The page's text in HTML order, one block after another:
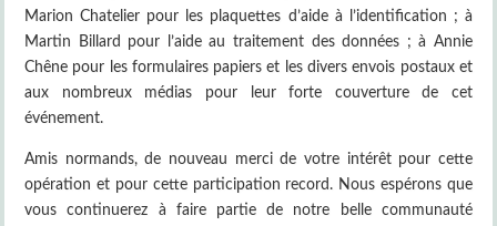
Marion Chatelier pour les plaquettes d’aide à l’identification ; à
Martin Billard pour l’aide au traitement des données ; à Annie
Chêne pour les formulaires papiers et les divers envois postaux et
aux nombreux médias pour leur forte couverture de cet
événement.
Amis normands, de nouveau merci de votre intérêt pour cette
opération et pour cette participation record. Nous espérons que
vous continuerez à faire partie de notre belle communauté